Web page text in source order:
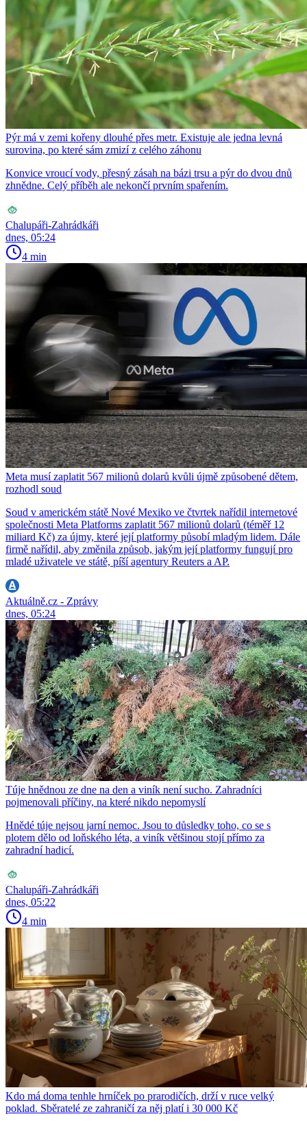
Pýr má v zemi kořeny dlouhé přes metr. Existuje ale jedna levná
surovina, po které sám zmizí z celého záhonu
Konvice vroucí vody, přesný zásah na bázi trsu a pýr do dvou dnů
zhnědne. Celý příběh ale nekončí prvním spařením.
Chalupáři-Zahrádkáři
dnes, 05:24
4 min
Meta musí zaplatit 567 milionů dolarů kvůli újmě způsobené dětem,
rozhodl soud
Soud v americkém státě Nové Mexiko ve čtvrtek nařídil internetové
společnosti Meta Platforms zaplatit 567 milionů dolarů (téměř 12
miliard Kč) za újmy, které její platformy působí mladým lidem. Dále
firmě nařídil, aby změnila způsob, jakým její platformy fungují pro
mladé uživatele ve státě, píší agentury Reuters a AP.
Aktuálně.cz - Zprávy
dnes, 05:24
Túje hnědnou ze dne na den a viník není sucho. Zahradníci
pojmenovali příčiny, na které nikdo nepomyslí
Hnědé túje nejsou jarní nemoc. Jsou to důsledky toho, co se s
plotem dělo od loňského léta, a viník většinou stojí přímo za
zahradní hadicí.
Chalupáři-Zahrádkáři
dnes, 05:22
4 min
Kdo má doma tenhle hrníček po prarodičích, drží v ruce velký
poklad. Sběratelé ze zahraničí za něj platí i 30 000 Kč